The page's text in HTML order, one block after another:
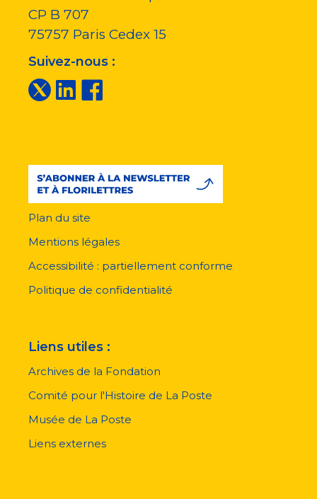
CP B 707
75757 Paris Cedex 15
Suivez-nous :
pied
page
Plan du site
Mentions légales
Accessibilité : partiellement conforme
Politique de confidentialité
Liens utiles :
Archives de la Fondation
Comité pour l'Histoire de La Poste
Musée de La Poste
Liens externes